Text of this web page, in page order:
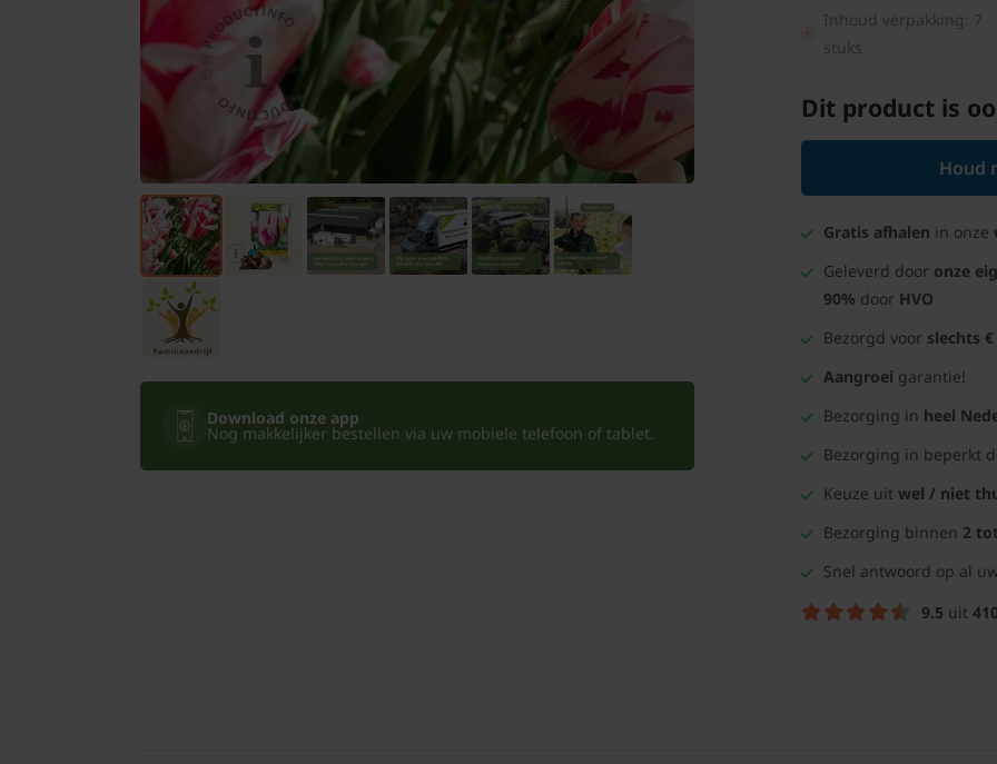
Bomen
Leibomen
Bloembollen
Tuinbenodigdheden
Kamerplanten
Bloempotten
Download onze app
Nog makkelijker bestellen via uw mobiele telefoon of tablet.
Inhoud verpakking: 7
stuks
Dit product is
Houd
Gratis afhalen in onze
Geleverd door onze
90% door HVO
Bezorgd voor slechts €
Aangroei garantie!
Bezorging in heel
Bezorging in beperkt
Keuze uit wel / niet
Bezorging binnen 2
Snel antwoord op al
9.5 uit